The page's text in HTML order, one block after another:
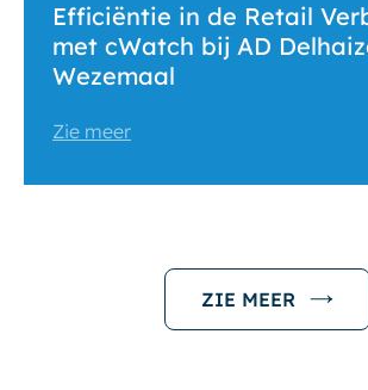
Efficiëntie in de Retail
met cWatch bij AD
Wezemaal
Zie meer
ZIE MEER